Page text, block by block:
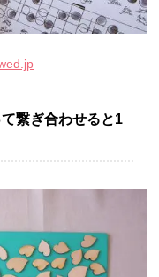
繋ぎ合わせると1